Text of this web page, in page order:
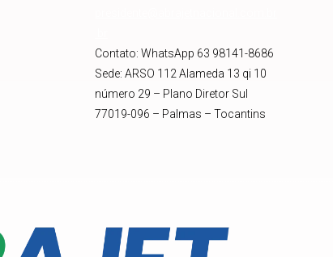
Contato: WhatsApp 63 98141-8686
Sede: ARSO 112 Alameda 13 qi 10
número 29 – Plano Diretor Sul
77019-096 – Palmas – Tocantins